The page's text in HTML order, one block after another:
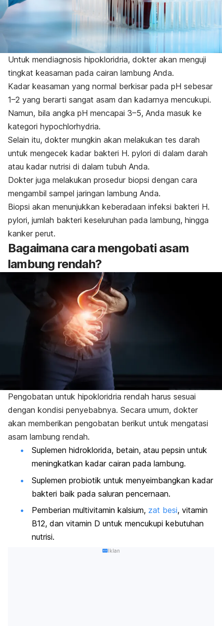
Untuk mendiagnosis hipokloridria, dokter akan menguji
tingkat keasaman pada cairan lambung Anda.
Kadar keasaman yang normal berkisar pada pH sebesar
1–2 yang berarti sangat asam dan kadarnya mencukupi.
Namun, bila angka pH mencapai 3–5, Anda masuk ke
kategori hypochlorhydria.
Selain itu, dokter mungkin akan melakukan tes darah
untuk mengecek kadar bakteri H. pylori di dalam darah
atau kadar nutrisi di dalam tubuh Anda.
Dokter juga melakukan prosedur biopsi dengan cara
mengambil sampel jaringan lambung Anda.
Biopsi akan menunjukkan keberadaan infeksi bakteri H.
pylori, jumlah bakteri keseluruhan pada lambung, hingga
kanker perut.
Bagaimana cara mengobati asam
lambung rendah?
Pengobatan untuk hipokloridria rendah harus sesuai
dengan kondisi penyebabnya. Secara umum, dokter
akan memberikan pengobatan berikut untuk mengatasi
asam lambung rendah.
Suplemen hidroklorida, betain, atau pepsin untuk
meningkatkan kadar cairan pada lambung.
Suplemen probiotik untuk menyeimbangkan kadar
bakteri baik pada saluran pencernaan.
Pemberian multivitamin kalsium, zat besi, vitamin
B12, dan vitamin D untuk mencukupi kebutuhan
nutrisi.
Iklan